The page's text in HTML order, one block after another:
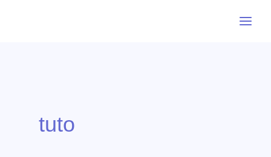
tuto